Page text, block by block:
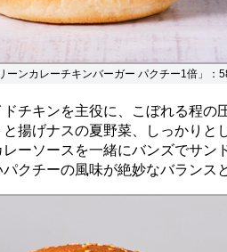
ーンカレーチキンバーガー パクチー1倍」：
チキンを主役に、こぼれる程の
揚げナスの夏野菜、しっかりと
ーソースを一緒にバンズでサン
クチーの風味が絶妙なバランス